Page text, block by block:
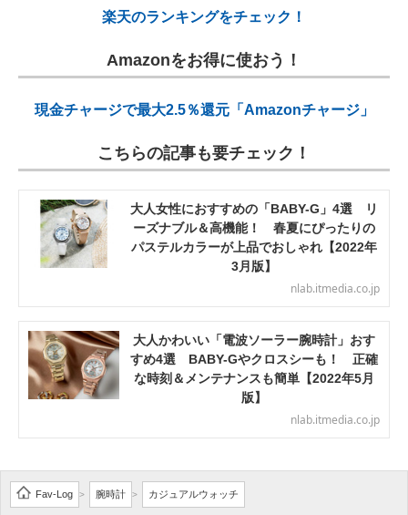
楽天のランキングをチェック！
Amazonをお得に使おう！
現金チャージで最大2.5％還元「Amazonチャージ」
こちらの記事も要チェック！
大人女性におすすめの「BABY-G」4選 リ
ーズナブル＆高機能！ 春夏にぴったりの
パステルカラーが上品でおしゃれ【2022年
3月版】
nlab.itmedia.co.jp
大人かわいい「電波ソーラー腕時計」おす
すめ4選 BABY-Gやクロスシーも！ 正確
な時刻＆メンテナンスも簡単【2022年5月
版】
nlab.itmedia.co.jp
Fav-Log > 腕時計 > カジュアルウォッチ